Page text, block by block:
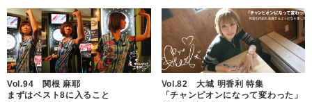
Vol.94 関根 麻耶
まずはベスト8に入ること
Vol.82 大城 明香利 特集
「チャンピオンになって変わった」